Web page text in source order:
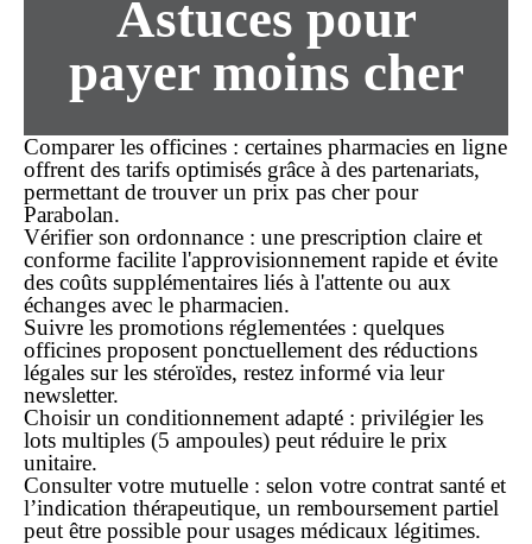
Astuces pour
payer moins cher
Comparer les officines : certaines pharmacies en ligne
offrent des tarifs optimisés grâce à des partenariats,
permettant de trouver un prix pas cherpour
Parabolan.
Vérifier son ordonnance : une prescription claire et
conforme facilite l'approvisionnement rapide et évite
des coûts supplémentaires liés à l'attente ou aux
échanges avec le pharmacien.
Suivre les promotions réglementées : quelques
officines proposent ponctuellement des réductions
légales sur les stéroïdes, restez informé via leur
newsletter.
Choisir un conditionnement adapté : privilégier les
lots multiples (5 ampoules) peut réduire le prix
unitaire.
Consulter votre mutuelle : selon votre contrat santé et
l’indication thérapeutique, un remboursement partiel
peut être possible pour usages médicaux légitimes.